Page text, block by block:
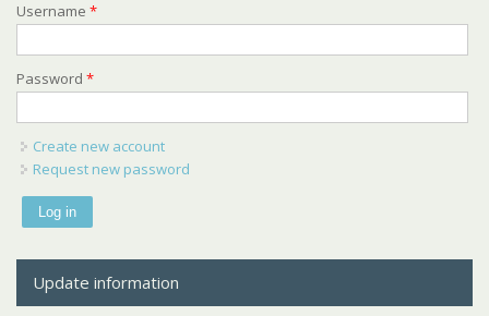
Username *
Password *
Create new account
Request new password
Update information